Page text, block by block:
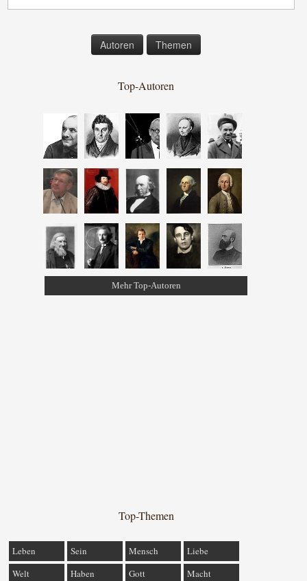
Autoren Themen
Top-Autoren
Mehr Top-Autoren
Top-Themen
Leben Sein Mensch
Liebe
Welt
Haben Gott Macht